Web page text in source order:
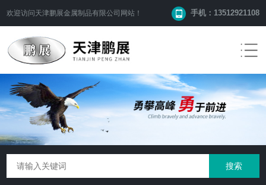
欢迎访问 天津鹏展金属制品有限公司 网站！ 手机：13512921108